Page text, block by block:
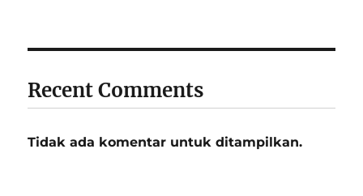
Recent Comments
Tidak ada komentar untuk ditampilkan.